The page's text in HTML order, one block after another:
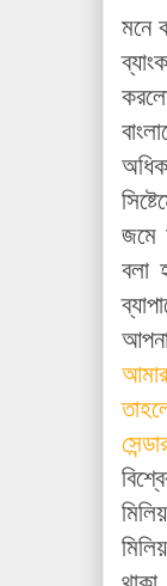
মনে
জমে
বলা